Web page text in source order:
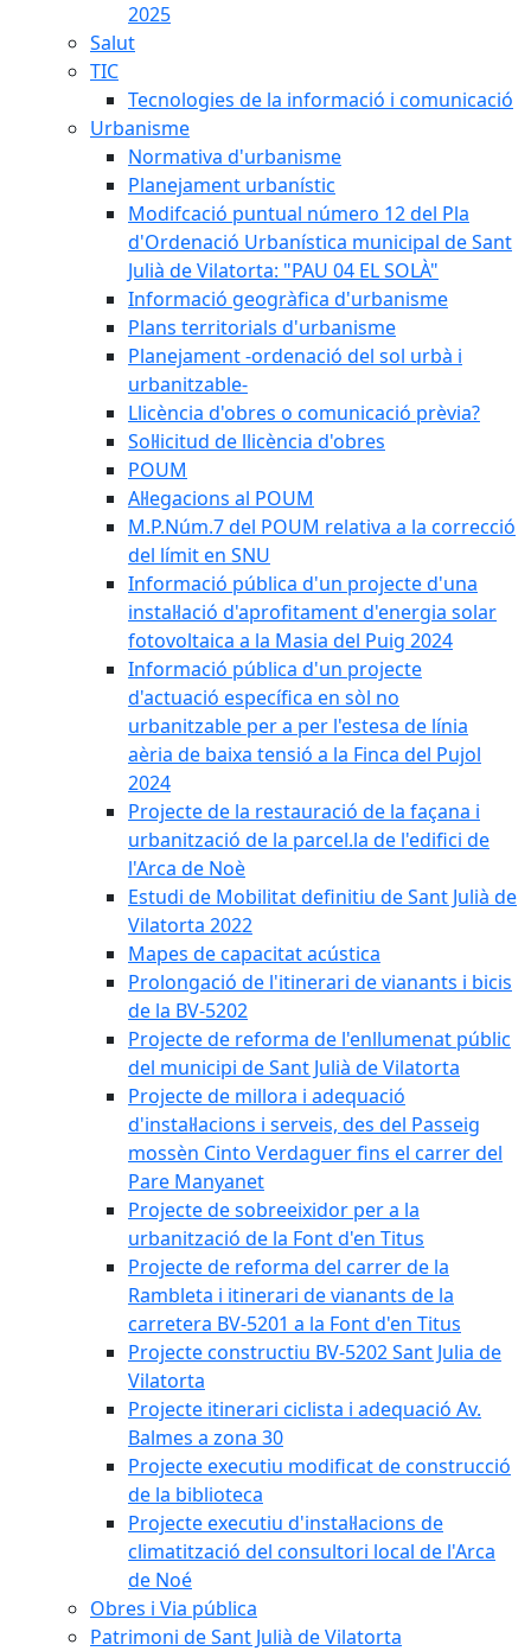
2025
Salut
TIC
Tecnologies de la informació i comunicació
Urbanisme
Normativa d'urbanisme
Planejament urbanístic
Modifcació puntual número 12 del Pla
d'Ordenació Urbanística municipal de Sant
Julià de Vilatorta: "PAU 04 EL SOLÀ"
Informació geogràfica d'urbanisme
Plans territorials d'urbanisme
Planejament -ordenació del sol urbà i
urbanitzable-
Llicència d'obres o comunicació prèvia?
Sol·licitud de llicència d'obres
POUM
Al·legacions al POUM
M.P.Núm.7 del POUM relativa a la correcció
del límit en SNU
Informació pública d'un projecte d'una
instal·lació d'aprofitament d'energia solar
fotovoltaica a la Masia del Puig 2024
Informació pública d'un projecte
d'actuació específica en sòl no
urbanitzable per a per l'estesa de línia
aèria de baixa tensió a la Finca del Pujol
2024
Projecte de la restauració de la façana i
urbanització de la parcel.la de l'edifici de
l'Arca de Noè
Estudi de Mobilitat definitiu de Sant Julià de
Vilatorta 2022
Mapes de capacitat acústica
Prolongació de l'itinerari de vianants i bicis
de la BV-5202
Projecte de reforma de l'enllumenat públic
del municipi de Sant Julià de Vilatorta
Projecte de millora i adequació
d'instal·lacions i serveis, des del Passeig
mossèn Cinto Verdaguer fins el carrer del
Pare Manyanet
Projecte de sobreeixidor per a la
urbanització de la Font d'en Titus
Projecte de reforma del carrer de la
Rambleta i itinerari de vianants de la
carretera BV-5201 a la Font d'en Titus
Projecte constructiu BV-5202 Sant Julia de
Vilatorta
Projecte itinerari ciclista i adequació Av.
Balmes a zona 30
Projecte executiu modificat de construcció
de la biblioteca
Projecte executiu d'instal·lacions de
climatització del consultori local de l'Arca
de Noé
Obres i Via pública
Patrimoni de Sant Julià de Vilatorta